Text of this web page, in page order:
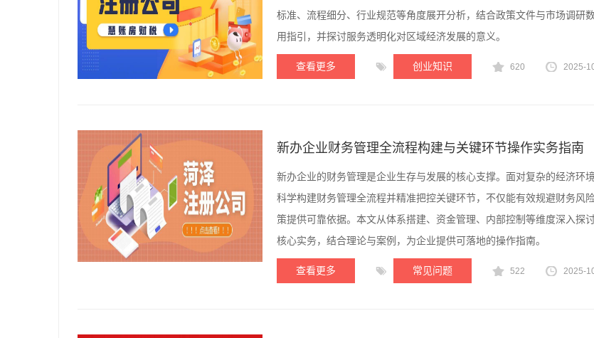
标准、流程细分、行业规范等角度展开分析，结合政策文件与市场调研
用指引，并探讨服务透明化对区域经济发展的意义。
查看更多 创业知识 620 2025-
新办企业财务管理全流程构建与关键环节操作实务指南
新办企业的财务管理是企业生存与发展的核心支撑。面对复杂的经济环
科学构建财务管理全流程并精准把控关键环节，不仅能有效规避财务风
策提供可靠依据。本文从体系搭建、资金管理、内部控制等维度深入探
核心实务，结合理论与案例，为企业提供可落地的操作指南。
查看更多 常见问题 522 2025-